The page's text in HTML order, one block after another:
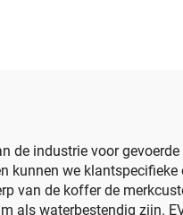
de industrie voor
kunnen we
van de koffer de
als waterbestendig zijn.